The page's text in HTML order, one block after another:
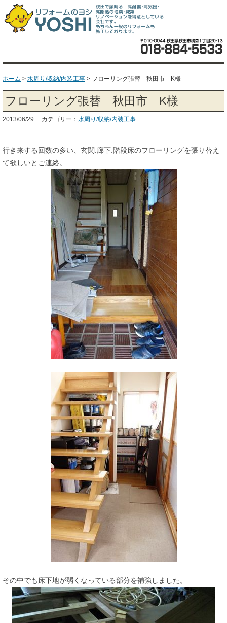
ホーム > 水周り/収納/内装工事 > フローリング張替 秋田市 K様
フローリング張替 秋田市 K様
2013/06/29 カテゴリー： 水周り/収納/内装工事
行き来する回数の多い、玄関.廊下.階段床のフローリングを張り替え
て欲しいとご連絡。
その中でも床下地が弱くなっている部分を補強しました。